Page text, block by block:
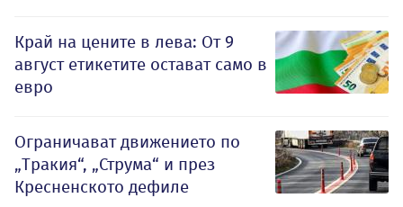
Край на цените в лева: От 9
август етикетите остават само в
евро
Ограничават движението по
„Тракия“, „Струма“ и през
Кресненското дефиле